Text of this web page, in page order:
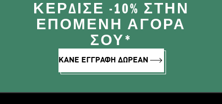
ΚΈΡΔΙΣΕ -10% ΣΤΗΝ
ΕΠΌΜΕΝΗ ΑΓΟΡΆ
ΣΟΥ*
ΚΑΝΕ ΕΓΓΡΑΦΗ ΔΩΡΕΑΝ